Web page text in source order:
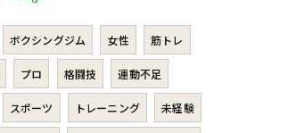
ボクシングジム 女性 筋トレ
プロ 格闘技 運動不足
スポーツ トレーニング 未経験